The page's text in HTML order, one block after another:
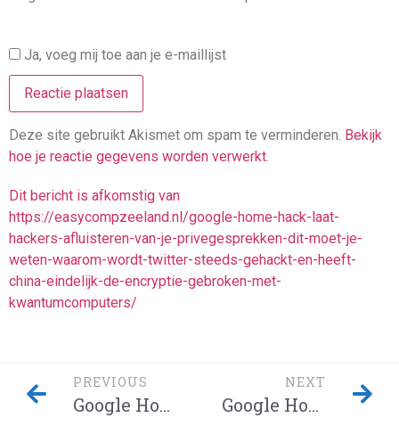
Ja, voeg mij toe aan je e-maillijst
Deze site gebruikt Akismet om spam te verminderen. Bekijk
hoe je reactie gegevens worden verwerkt.
Dit bericht is afkomstig van
https://easycompzeeland.nl/google-home-hack-laat-
hackers-afluisteren-van-je-privegesprekken-dit-moet-je-
weten-waarom-wordt-twitter-steeds-gehackt-en-heeft-
china-eindelijk-de-encryptie-gebroken-met-
kwantumcomputers/
PREVIOUS
Google Home-hack laat hackers afluisteren van je privégesprekken – Dit moet je weten! Waarom wordt Twitter steeds gehackt en heeft China eindelijk de encryptie gebroken met kwantumcomputers?
NEXT
Google Home-hack laat hackers afluisteren van je privégesprekken – Dit moet je weten! Waarom wordt Twitter steeds gehackt en heeft China eindelijk de encryptie gebroken met kwantumcomputers?